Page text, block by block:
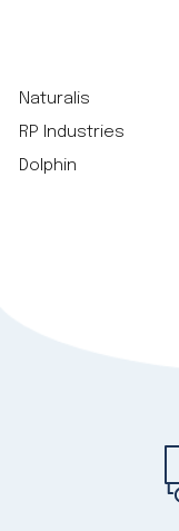
Naturalis
RP Industries
Dolphin